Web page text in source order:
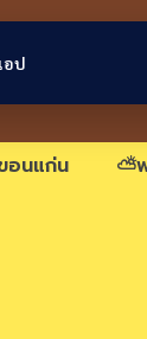
นลิงก์
อนแก่น ⛅
อป